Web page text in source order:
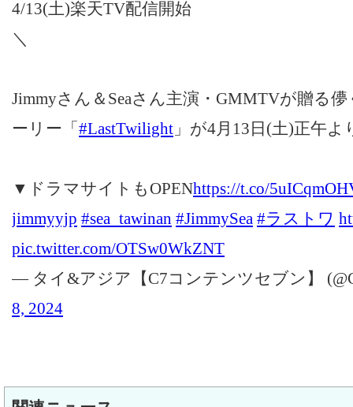
4/13(土)楽天TV配信開始
＼
Jimmyさん＆Seaさん主演・GMMTVが贈る
ーリー「 #LastTwilight 」が4月13日(土)正午よ
▼ドラマサイトもOPENhttps://t.co/
jimmyyjp #sea_tawinan #JimmySea #ラストワ
pic.twitter.com/OTSw0WkZNT
— タイ&アジア【C7コンテンツセブン】
8, 2024